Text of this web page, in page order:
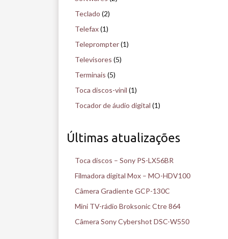
Teclado (2)
Telefax(1)
Teleprompter(1)
Televisores (5)
Terminais (5)
Toca discos-vinil (1)
Tocador de áudio digital (1)
Últimas atualizações
Toca discos – Sony PS-LX56BR
Filmadora digital Mox – MO-HDV100
Câmera Gradiente GCP-130C
Mini TV-rádio Broksonic Ctre 864
Câmera Sony Cybershot DSC-W550